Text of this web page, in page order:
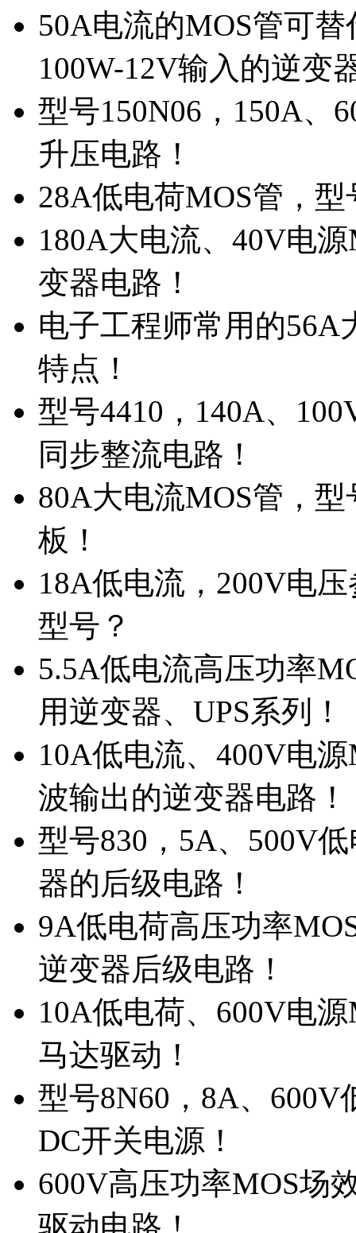
50A电流的MOS管可
100W-12V输入的逆变
型号150N06，150A、
升压电路！
28A低电荷MOS管，
180A大电流、40V电
变器电路！
电子工程师常用的56A
特点！
型号4410，140A、
同步整流电路！
80A大电流MOS管，
板！
18A低电流，200V电
型号？
5.5A低电流高压功率
用逆变器、UPS系列！
10A低电流、400V电
波输出的逆变器电路！
型号830，5A、500V
器的后级电路！
9A低电荷高压功率
逆变器后级电路！
10A低电荷、600V电
马达驱动！
型号8N60，8A、
DC开关电源！
600V高压功率MOS场